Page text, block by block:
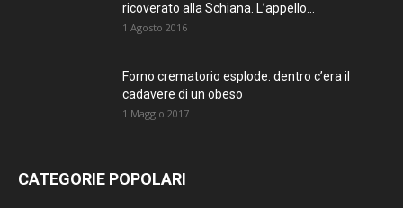
ricoverato alla Schiana. L’appello...
1 Agosto 2016
Forno crematorio esplode: dentro c’era il
cadavere di un obeso
1 Maggio 2017
CATEGORIE POPOLARI